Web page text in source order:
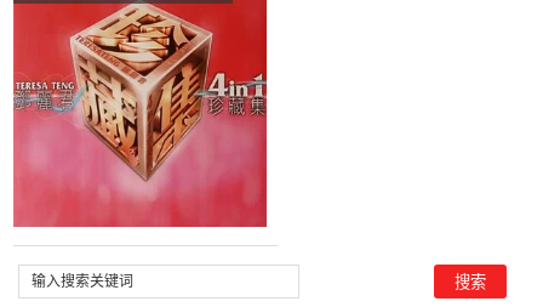
丽君)，印象夏日演唱点
播:68次